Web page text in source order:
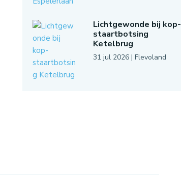
Lichtgewonde bij kop-
staartbotsing
Ketelbrug
31 jul 2026| Flevoland